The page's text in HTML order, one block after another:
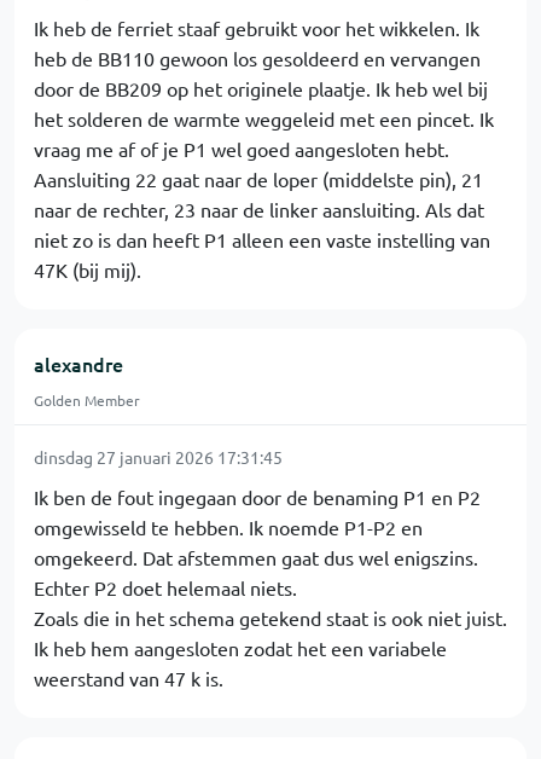
Ik heb de ferriet staaf gebruikt voor het wikkelen. Ik
heb de BB110 gewoon los gesoldeerd en vervangen
door de BB209 op het originele plaatje. Ik heb wel bij
het solderen de warmte weggeleid met een pincet. Ik
vraag me af of je P1 wel goed aangesloten hebt.
Aansluiting 22 gaat naar de loper (middelste pin), 21
naar de rechter, 23 naar de linker aansluiting. Als dat
niet zo is dan heeft P1 alleen een vaste instelling van
47K (bij mij).
alexandre
Golden Member
dinsdag 27 januari 2026 17:31:45
Ik ben de fout ingegaan door de benaming P1 en P2
omgewisseld te hebben. Ik noemde P1-P2 en
omgekeerd. Dat afstemmen gaat dus wel enigszins.
Echter P2 doet helemaal niets.
Zoals die in het schema getekend staat is ook niet juist.
Ik heb hem aangesloten zodat het een variabele
weerstand van 47 k is.